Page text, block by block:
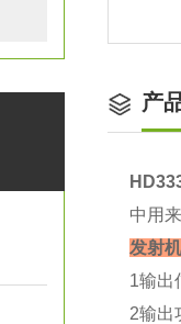
产
中用
发射
1输出
2输出